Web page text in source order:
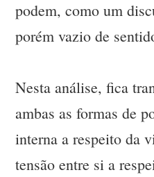
podem, como um
porém vazio de
Nesta análise, fica
ambas as formas de
interna a respeito da
tensão entre si a